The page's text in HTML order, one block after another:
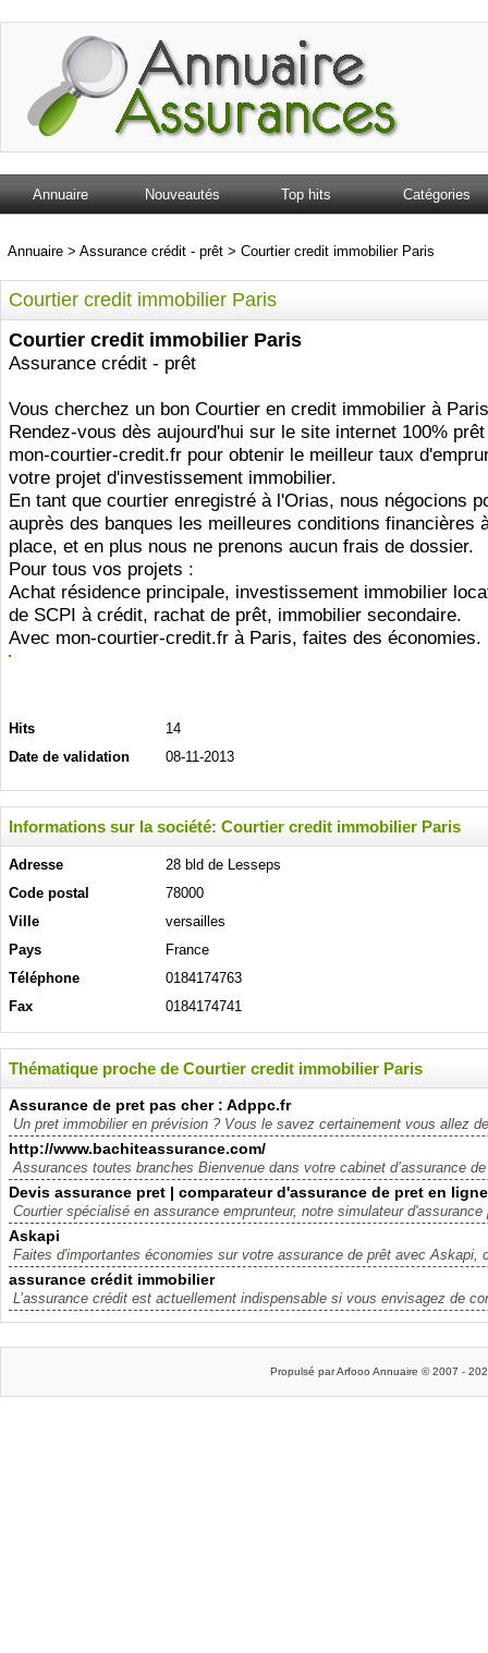
Annuaire Nouveautés Top hits Catégories
Annuaire > Assurance crédit - prêt > Courtier credit immobilier Paris
Courtier credit immobilier Paris
Courtier credit immobilier Paris
Assurance crédit - prêt
Vous cherchez un bon Courtier en credit immobilier à
Rendez-vous dès aujourd'hui sur le site internet 100%
mon-courtier-credit.fr pour obtenir le meilleur taux
votre projet d'investissement immobilier.
En tant que courtier enregistré à l'Orias, nous négocions
auprès des banques les meilleures conditions financières
place, et en plus nous ne prenons aucun frais de dossier.
Pour tous vos projets :
Achat résidence principale, investissement immobilier
de SCPI à crédit, rachat de prêt, immobilier secondaire.
Avec mon-courtier-credit.fr à Paris, faites des économies.
Hits
14
Date de validation
08-11-2013
Informations sur la société: Courtier credit immobilier Paris
Adresse
28 bld de Lesseps
Code postal
78000
Ville
versailles
Pays
France
Téléphone
0184174763
Fax
0184174741
Thématique proche de Courtier credit immobilier Paris
Assurance de pret pas cher : Adppc.fr
Un pret immobilier en prévision ? Vous le savez certainement vous allez
http://www.bachiteassurance.com/
Assurances toutes branches Bienvenue dans votre cabinet d’assurance
Devis assurance pret | comparateur d'assurance de pret en ligne
Courtier spécialisé en assurance emprunteur, notre simulateur
Askapi
Faites d'importantes économies sur votre assurance de prêt avec Askapi,
assurance crédit immobilier
L’assurance crédit est actuellement indispensable si vous envisagez de
Propulsé par Arfooo Annuaire © 2007 -